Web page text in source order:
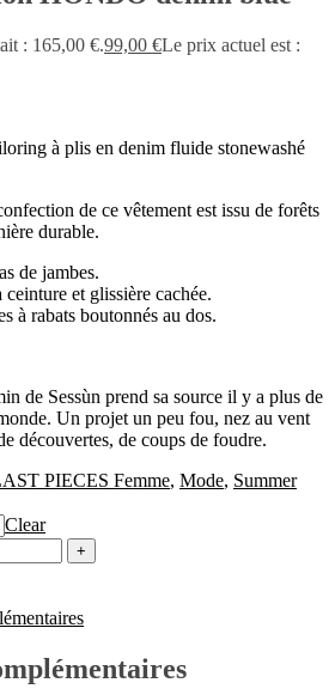
: 165,00 €.99,00 €Le prix actuel est :
à plis en denim fluide stonewashé
de ce vêtement est issu de forêts
durable.
de jambes.
et glissière cachée.
à rabats boutonnés au dos.
de Sessùn prend sa source il y a plus de
Un projet un peu fou, nez au vent
découvertes, de coups de foudre.
PIECES Femme, Mode, Summer
Clear